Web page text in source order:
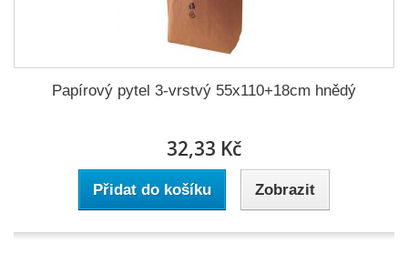
Papírový pytel 3-vrstvý 55x110+18cm hnědý
32,33 Kč
Přidat do košíku Zobrazit